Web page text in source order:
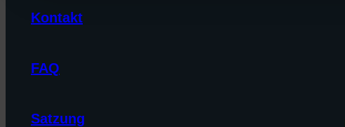
Kontakt
FAQ
Satzung